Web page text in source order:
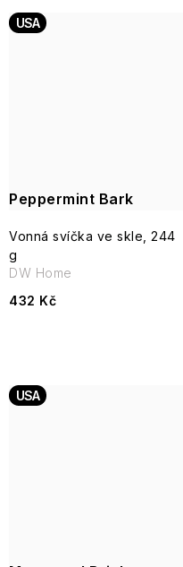
Peppermint Bark
USA
Vonná svíčka ve skle, 244
g
432 Kč
DW Home
USA